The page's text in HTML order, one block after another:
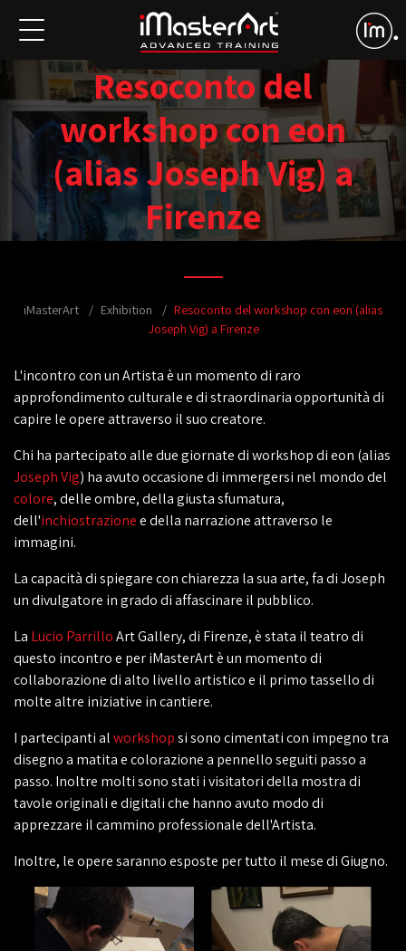
Resoconto del
workshop con eon
(alias Joseph Vig) a
Firenze
iMasterArt Exhibition
Resoconto del workshop con eon (alias
Joseph Vig) a Firenze
L'incontro con un Artista è un momento di raro
approfondimento culturale e di straordinaria opportunità di
capire le opere attraverso il suo creatore.
Chi ha partecipato alle due giornate di workshop di eon (alias
Joseph Vig) ha avuto occasione di immergersi nel mondo del
colore, delle ombre, della giusta sfumatura,
dell'inchiostrazionee della narrazione attraverso le
immagini.
La capacità di spiegare con chiarezza la sua arte, fa di Joseph
un divulgatore in grado di affascinare il pubblico.
La Lucio ParrilloArt Gallery, di Firenze, è stata il teatro di
questo incontro e per iMasterArt è un momento di
collaborazione di alto livello artistico e il primo tassello di
molte altre iniziative in cantiere.
I partecipanti alworkshopsi sono cimentati con impegno tra
disegno a matita e colorazione a pennello seguiti passo a
passo. Inoltre molti sono stati i visitatori della mostra di
tavole originali e digitali che hanno avuto modo di
apprezzare il cammino professionale dell'Artista.
Inoltre, le opere saranno esposte per tutto il mese di Giugno.